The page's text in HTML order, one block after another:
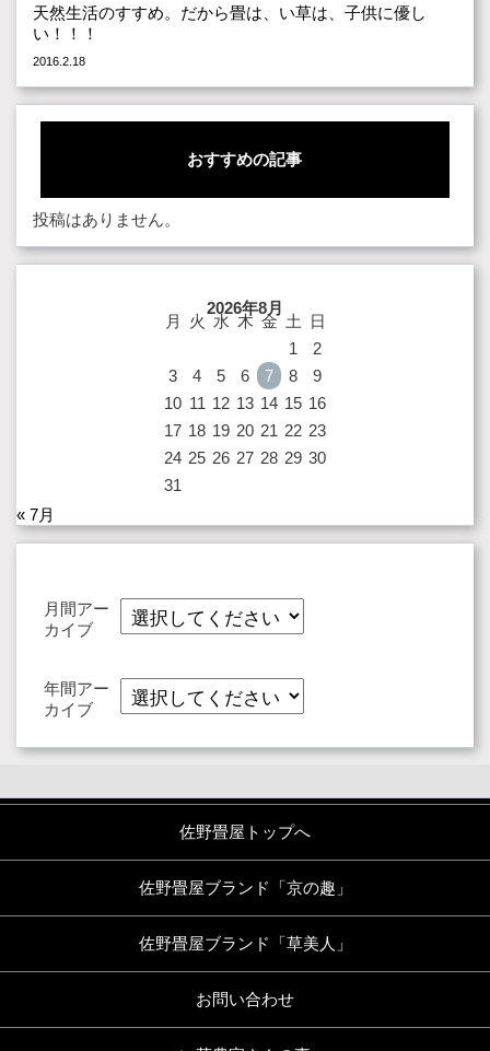
天然生活のすすめ。だから畳は、い草は、子供に優し
い！！！
2016.2.18
おすすめの記事
投稿はありません。
2026年8月
月 火 水 木 金 土
日
1
2
3
4 5 6 7 8
9
10 11 12 13 14 15 16
17 18 19 20 21 22 23
24 25 26 27 28 29 30
31
« 7月
月間アー
カイブ
年間アー
カイブ
佐野畳屋トップへ
佐野畳屋ブランド「京の趣」
佐野畳屋ブランド「草美人」
お問い合わせ